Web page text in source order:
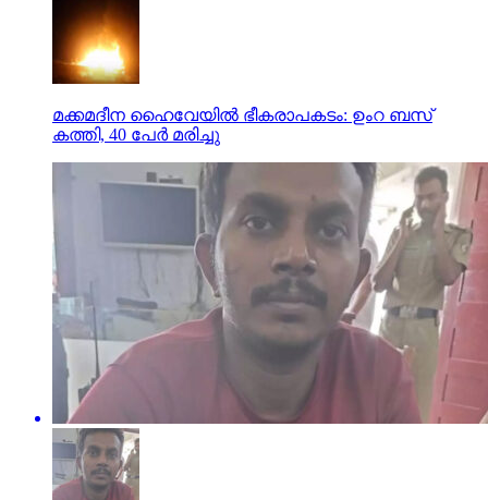
മക്കമദീന ഹൈവേയില്‍ ഭീകരാപകടം: ഉംറ ബസ്
കത്തി, 40 പേര്‍ മരിച്ചു